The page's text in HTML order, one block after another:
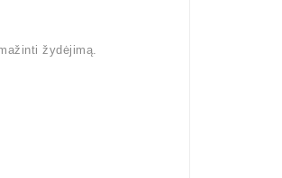
žydėjimą.